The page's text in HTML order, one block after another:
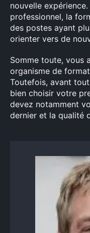
nouvelle
professionnel, la
des postes ayant
orienter vers de
Somme toute, vous
organisme de
Toutefois, avant
bien choisir votre
devez notamment
dernier et la qualité